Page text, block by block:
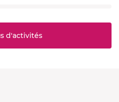
d'activités